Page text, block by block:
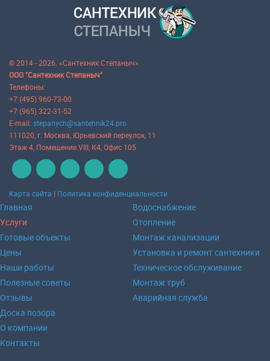
© 2014 - 2026. «Сантехник Степаныч».
ООО "Сантехник Степаныч"
Телефоны:
+7 (495) 960-73-00
+7 (965) 322-31-52
E-mail: stepanych@santehnik24.pro
111020 , г. Москва Юрьевский переулок, 11
Этаж 4, Помещение VIII, К4, Офис 105
Карта сайта | Политика конфиденциальности
Главная
Услуги
Готовые объекты
Цены
Наши работы
Полезные советы
Отзывы
Доска позора
О компании
Контакты
Водоснабжение
Отопление
Монтаж канализации
Установка и ремонт сантехники
Техническое обслуживание
Монтаж труб
Аварийная служба